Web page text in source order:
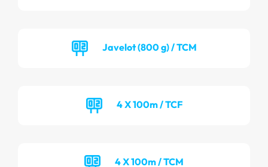
Javelot (800 g) / TCM
4 X 100m / TCF
4 X 100m / TCM